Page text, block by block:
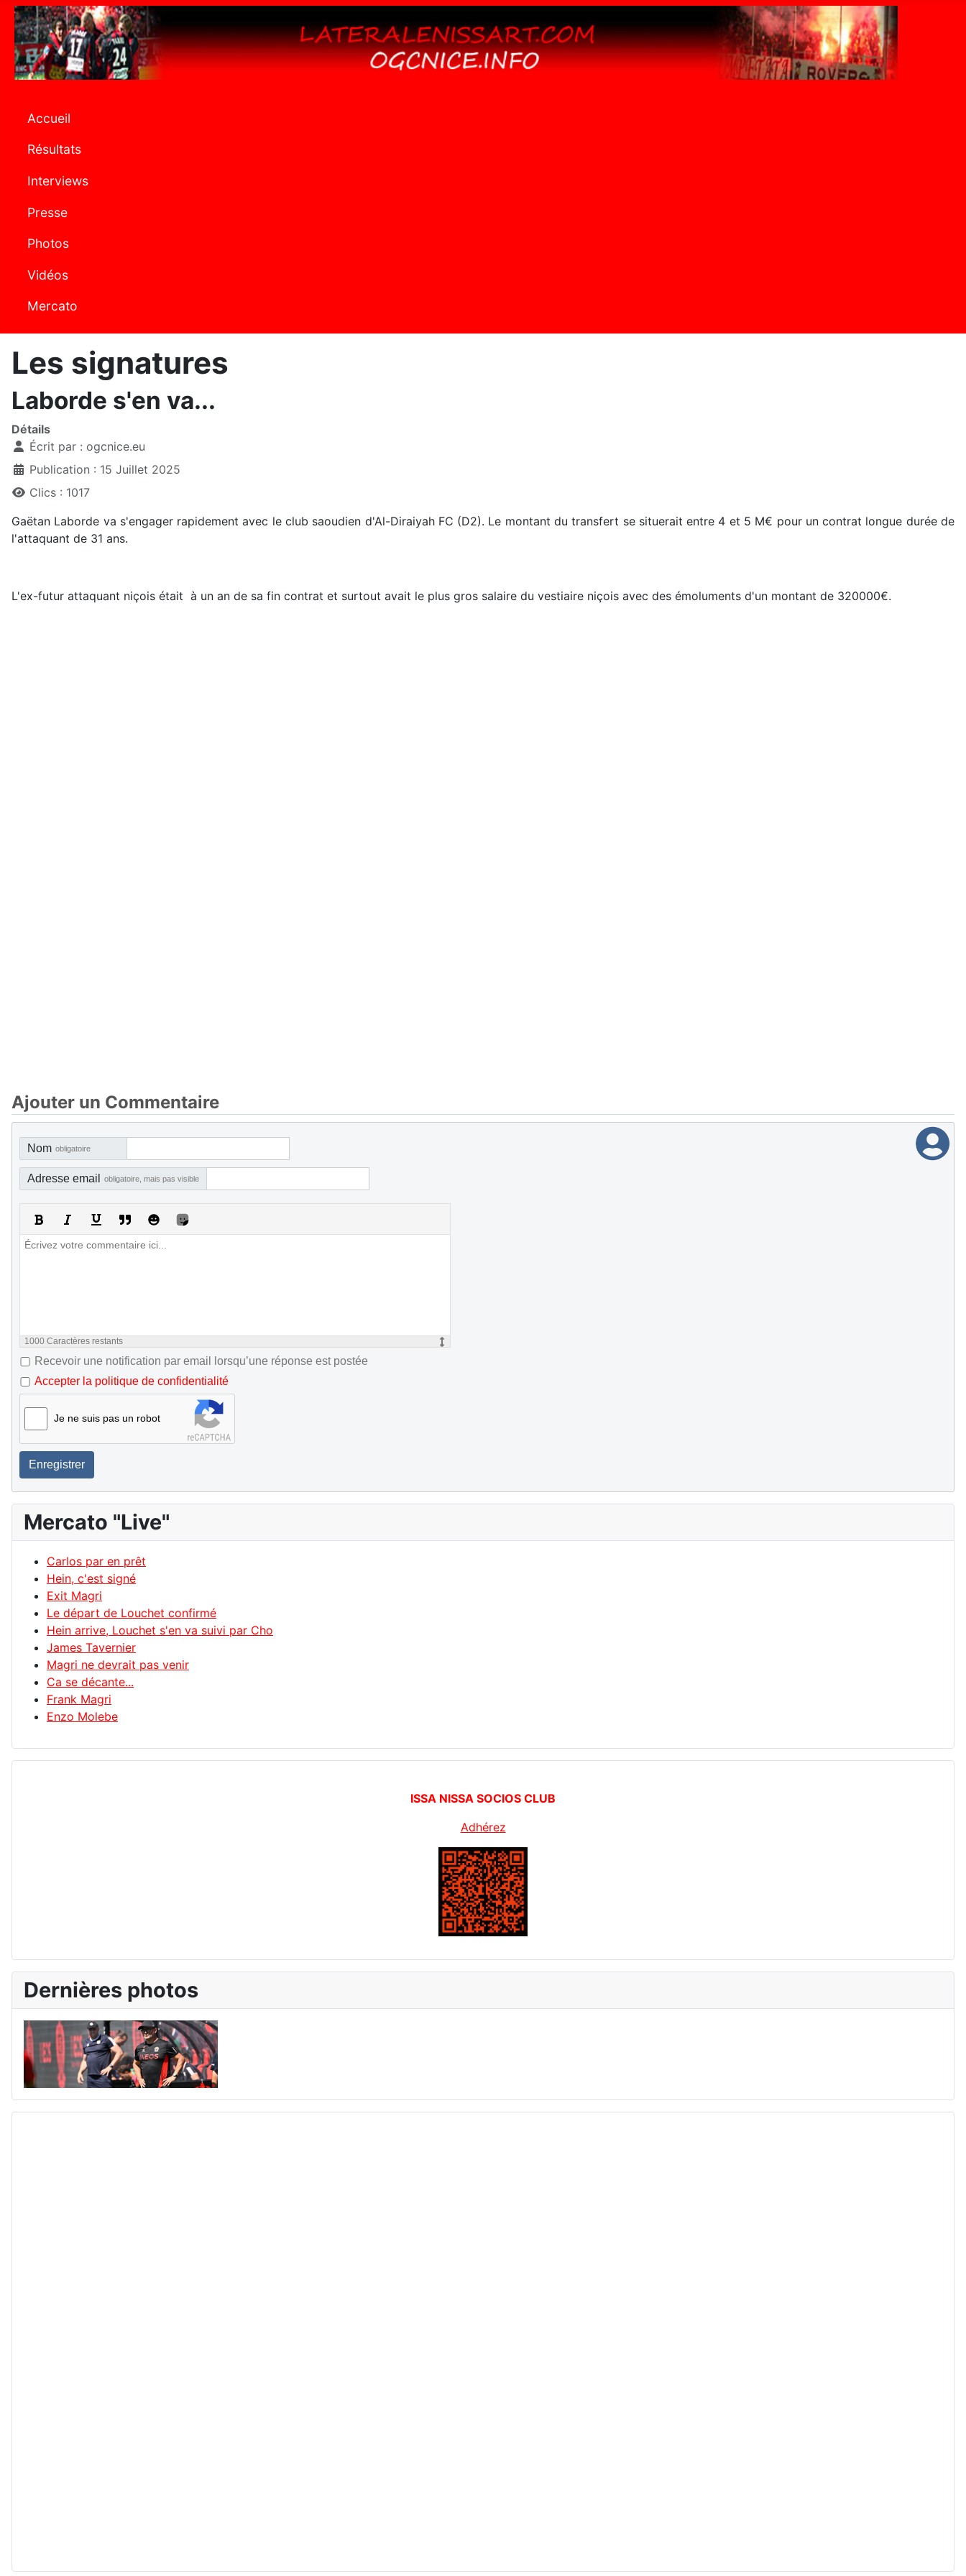
Accueil
Résultats
Interviews
Presse
Photos
Vidéos
Mercato
Les signatures
Laborde s'en va...
Détails
Écrit par : ogcnice.eu
Publication : 15 Juillet 2025
Clics : 1017
Gaëtan Laborde va s'engager rapidement avec le club saoudien d'Al-Diraiyah FC (D2). Le montant du transfert se situerait entre 4 et 5 M€ pour un contrat longue durée de
l'attaquant de 31 ans.
L'ex-futur attaquant niçois était à un an de sa fin contrat et surtout avait le plus gros salaire du vestiaire niçois avec des émoluments d'un montant de 320000€.
Ajouter un Commentaire
Nom obligatoire
Adresse email obligatoire, mais pas visible
1000 Caractères restants
Recevoir une notification par email lorsqu’une réponse est postée
Accepter la politique de confidentialité
Je ne suis pas un robot
Enregistrer
Mercato "Live"
Carlos par en prêt
Hein, c'est signé
Exit Magri
Le départ de Louchet confirmé
Hein arrive, Louchet s'en va suivi par Cho
James Tavernier
Magri ne devrait pas venir
Ca se décante...
Frank Magri
Enzo Molebe
ISSA NISSA SOCIOS CLUB
Adhérez
Dernières photos